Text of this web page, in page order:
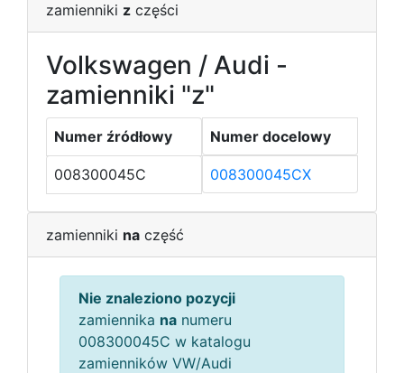
zamienniki z części
Volkswagen / Audi -
zamienniki "z"
Numer źródłowy Numer docelowy
008300045C 008300045CX
zamienniki na część
Nie znaleziono pozycji
zamiennika na numeru
008300045C w katalogu
zamienników VW/Audi